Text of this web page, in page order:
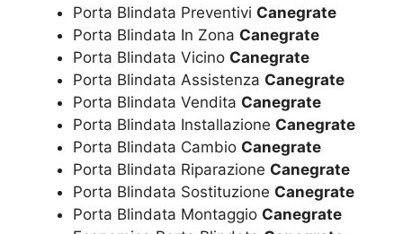
Porta Blindata Preventivi Canegrate
Porta Blindata In Zona Canegrate
Porta Blindata Vicino Canegrate
Porta Blindata Assistenza Canegrate
Porta Blindata Vendita Canegrate
Porta Blindata Installazione Canegrate
Porta Blindata Cambio Canegrate
Porta Blindata Riparazione Canegrate
Porta Blindata Sostituzione Canegrate
Porta Blindata Montaggio Canegrate